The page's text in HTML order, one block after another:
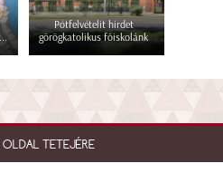
Pótfelvételit hirdet
görögkatolikus főiskolánk
OLDAL TETEJÉRE